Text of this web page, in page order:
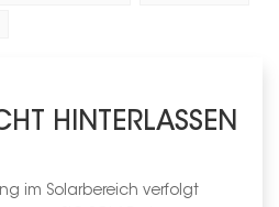
HINTERLASSEN
im Solarbereich verfolgt